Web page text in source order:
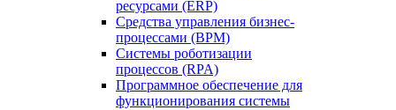
ресурсами (ERP)
Средства управления бизнес-
процессами (BPM)
Системы роботизации
процессов (RPA)
Программное обеспечение для
функционирования системы